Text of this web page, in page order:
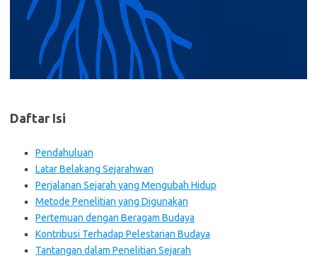
Daftar Isi
Pendahuluan
Latar Belakang Sejarahwan
Perjalanan Sejarah yang Mengubah Hidup
Metode Penelitian yang Digunakan
Pertemuan dengan Beragam Budaya
Kontribusi Terhadap Pelestarian Budaya
Tantangan dalam Penelitian Sejarah